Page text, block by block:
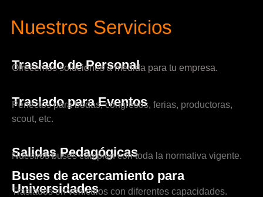
Nuestros Servicios
Traslado de Personal
Ofrecemos soluciones a medida para tu empresa.
Traslado para Eventos
Perfectos para bodas, congresos, ferias, productoras,
scout, etc.
Salidas Pedagógicas
Nuestros buses cumplen con toda la normativa vigente.
Buses de acercamiento para
Universidades
Traslados en vehículos con diferentes capacidades.